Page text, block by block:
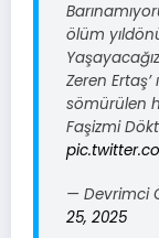
ölüm
Zeren
sömürülen
Faşizmi
— Devrimci
25, 2025